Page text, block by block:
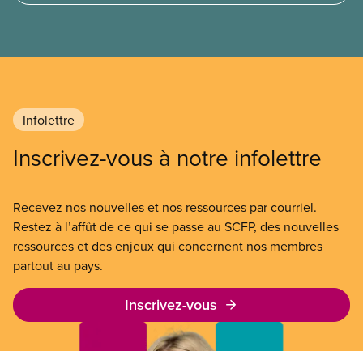
Infolettre
Inscrivez-vous à notre infolettre
Recevez nos nouvelles et nos ressources par courriel.
Restez à l’affût de ce qui se passe au SCFP, des nouvelles
ressources et des enjeux qui concernent nos membres
partout au pays.
Inscrivez-vous